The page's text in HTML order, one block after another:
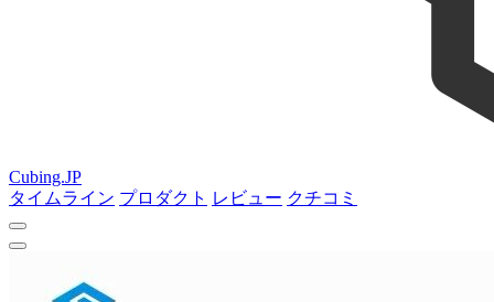
Cubing.JP
タイムライン プロダクト レビュー クチコミ